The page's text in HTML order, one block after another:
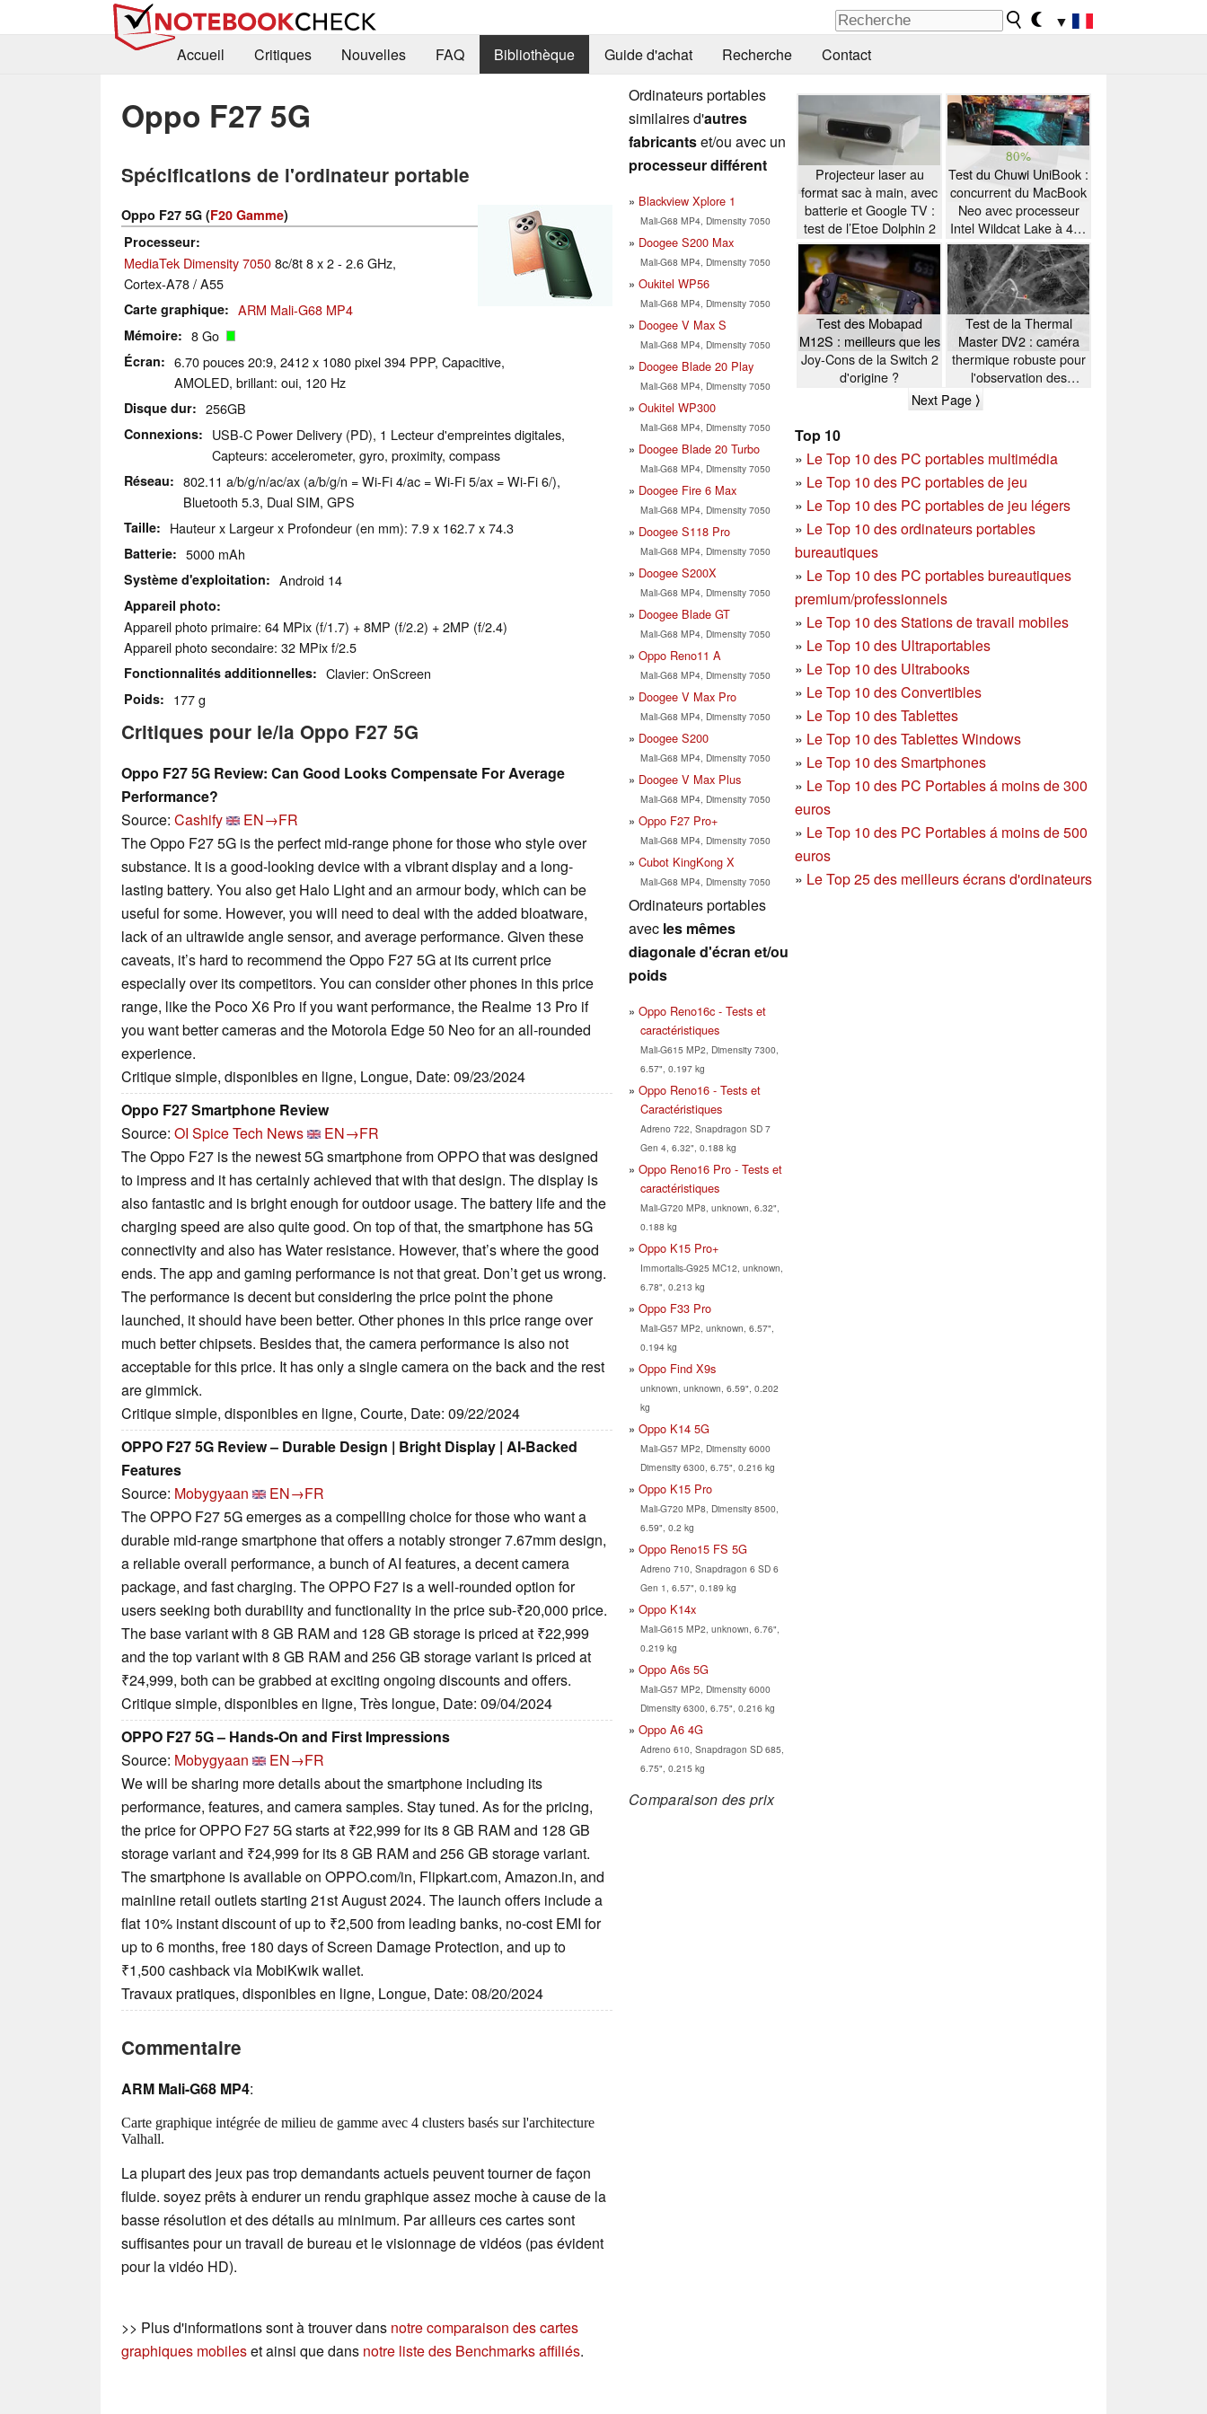
▼
Accueil
Critiques Nouvelles FAQ Bibliothèque Guide d'achat Recherche Contact
Oppo F27 5G
Spécifications de l'ordinateur portable
Oppo F27 5G (F20 Gamme)
Processeur
MediaTek Dimensity 70508c/8t 8 x 2 - 2.6 GHz,
Cortex-A78 / A55
Carte graphique ARM Mali-G68 MP4
Mémoire 8 Go
Écran
6.70 pouces 20:9, 2412 x 1080 pixel 394 PPP, Capacitive,
AMOLED, brillant: oui, 120 Hz
Disque dur 256GB
Connexions
USB-C Power Delivery (PD), 1 Lecteur d'empreintes digitales,
Capteurs: accelerometer, gyro, proximity, compass
Réseau
802.11 a/b/g/n/ac/ax (a/b/g/n = Wi-Fi 4/ac = Wi-Fi 5/ax = Wi-Fi 6/),
Bluetooth 5.3, Dual SIM, GPS
Taille Hauteur x Largeur x Profondeur (en mm): 7.9 x 162.7 x 74.3
Batterie 5000 mAh
Système d'exploitation Android 14
Appareil photo
Appareil photo primaire: 64 MPix (f/1.7) + 8MP (f/2.2) + 2MP (f/2.4)
Appareil photo secondaire: 32 MPix f/2.5
Fonctionnalités additionnelles Clavier: OnScreen
Poids 177 g
Critiques pour le/la Oppo F27 5G
Oppo F27 5G Review: Can Good Looks Compensate For Average
Performance?
Source: Cashify
EN→FR
The Oppo F27 5G is the perfect mid-range phone for those who style over
substance. It is a good-looking device with a vibrant display and a long-
lasting battery. You also get Halo Light and an armour body, which can be
useful for some. However, you will need to deal with the added bloatware,
lack of an ultrawide angle sensor, and average performance. Given these
caveats, it’s hard to recommend the Oppo F27 5G at its current price
especially over its competitors. You can consider other phones in this price
range, like the Poco X6 Pro if you want performance, the Realme 13 Pro if
you want better cameras and the Motorola Edge 50 Neo for an all-rounded
experience.
Critique simple, disponibles en ligne, Longue, Date: 09/23/2024
Oppo F27 Smartphone Review
Source: OI Spice Tech News
EN→FR
The Oppo F27 is the newest 5G smartphone from OPPO that was designed
to impress and it has certainly achieved that with that design. The display is
also fantastic and is bright enough for outdoor usage. The battery life and the
charging speed are also quite good. On top of that, the smartphone has 5G
connectivity and also has Water resistance. However, that’s where the good
ends. The app and gaming performance is not that great. Don’t get us wrong.
The performance is decent but considering the price point the phone
launched, it should have been better. Other phones in this price range over
much better chipsets. Besides that, the camera performance is also not
acceptable for this price. It has only a single camera on the back and the rest
are gimmick.
Critique simple, disponibles en ligne, Courte, Date: 09/22/2024
OPPO F27 5G Review – Durable Design | Bright Display | AI-Backed
Features
Source: Mobygyaan
EN→FR
The OPPO F27 5G emerges as a compelling choice for those who want a
durable mid-range smartphone that offers a notably stronger 7.67mm design,
a reliable overall performance, a bunch of AI features, a decent camera
package, and fast charging. The OPPO F27 is a well-rounded option for
users seeking both durability and functionality in the price sub-₹20,000 price.
The base variant with 8 GB RAM and 128 GB storage is priced at ₹22,999
and the top variant with 8 GB RAM and 256 GB storage variant is priced at
₹24,999, both can be grabbed at exciting ongoing discounts and offers.
Critique simple, disponibles en ligne, Très longue, Date: 09/04/2024
OPPO F27 5G – Hands-On and First Impressions
Source: Mobygyaan
EN→FR
We will be sharing more details about the smartphone including its
performance, features, and camera samples. Stay tuned. As for the pricing,
the price for OPPO F27 5G starts at ₹22,999 for its 8 GB RAM and 128 GB
storage variant and ₹24,999 for its 8 GB RAM and 256 GB storage variant.
The smartphone is available on OPPO.com/in, Flipkart.com, Amazon.in, and
mainline retail outlets starting 21st August 2024. The launch offers include a
flat 10% instant discount of up to ₹2,500 from leading banks, no-cost EMI for
up to 6 months, free 180 days of Screen Damage Protection, and up to
₹1,500 cashback via MobiKwik wallet.
Travaux pratiques, disponibles en ligne, Longue, Date: 08/20/2024
Commentaire
ARM Mali-G68 MP4:
Carte graphique intégrée de milieu de gamme avec 4 clusters basés sur l'architecture
Valhall.
La plupart des jeux pas trop demandants actuels peuvent tourner de façon
fluide. soyez prêts à endurer un rendu graphique assez moche à cause de la
basse résolution et des détails au minimum. Par ailleurs ces cartes sont
suffisantes pour un travail de bureau et le visionnage de vidéos (pas évident
pour la vidéo HD).
>> Plus d'informations sont à trouver dans notre comparaison des cartes
graphiques mobileset ainsi que dans notre liste des Benchmarks affiliés.
Ordinateurs portables
similaires d'autres
fabricantset/ou avec un
processeur différent
Blackview Xplore 1
Mali-G68 MP4, Dimensity 7050
Doogee S200 Max
Mali-G68 MP4, Dimensity 7050
Oukitel WP56
Mali-G68 MP4, Dimensity 7050
Doogee V Max S
Mali-G68 MP4, Dimensity 7050
Doogee Blade 20 Play
Mali-G68 MP4, Dimensity 7050
Oukitel WP300
Mali-G68 MP4, Dimensity 7050
Doogee Blade 20 Turbo
Mali-G68 MP4, Dimensity 7050
Doogee Fire 6 Max
Mali-G68 MP4, Dimensity 7050
Doogee S118 Pro
Mali-G68 MP4, Dimensity 7050
Doogee S200X
Mali-G68 MP4, Dimensity 7050
Doogee Blade GT
Mali-G68 MP4, Dimensity 7050
Oppo Reno11 A
Mali-G68 MP4, Dimensity 7050
Doogee V Max Pro
Mali-G68 MP4, Dimensity 7050
Doogee S200
Mali-G68 MP4, Dimensity 7050
Doogee V Max Plus
Mali-G68 MP4, Dimensity 7050
Oppo F27 Pro+
Mali-G68 MP4, Dimensity 7050
Cubot KingKong X
Mali-G68 MP4, Dimensity 7050
Ordinateurs portables
avec les mêmes
diagonale d'écran et/ou
poids
Oppo Reno16c - Tests et
caractéristiques
Mali-G615 MP2, Dimensity 7300,
6.57", 0.197 kg
Oppo Reno16 - Tests et
Caractéristiques
Adreno 722, Snapdragon SD 7
Gen 4, 6.32", 0.188 kg
Oppo Reno16 Pro - Tests et
caractéristiques
Mali-G720 MP8, unknown, 6.32",
0.188 kg
Oppo K15 Pro+
Immortalis-G925 MC12, unknown,
6.78", 0.213 kg
Oppo F33 Pro
Mali-G57 MP2, unknown, 6.57",
0.194 kg
Oppo Find X9s
unknown, unknown, 6.59", 0.202
kg
Oppo K14 5G
Mali-G57 MP2, Dimensity 6000
Dimensity 6300, 6.75", 0.216 kg
Oppo K15 Pro
Mali-G720 MP8, Dimensity 8500,
6.59", 0.2 kg
Oppo Reno15 FS 5G
Adreno 710, Snapdragon 6 SD 6
Gen 1, 6.57", 0.189 kg
Oppo K14x
Mali-G615 MP2, unknown, 6.76",
0.219 kg
Oppo A6s 5G
Mali-G57 MP2, Dimensity 6000
Dimensity 6300, 6.75", 0.216 kg
Oppo A6 4G
Adreno 610, Snapdragon SD 685,
6.75", 0.215 kg
Comparaison des prix
Projecteur laser au
format sac à main, avec
batterie et Google TV :
test de l’Etoe Dolphin 2
80%
Test du Chuwi UniBook :
concurrent du MacBook
Neo avec processeur
Intel Wildcat Lake à 449
$
Test des Mobapad
M12S : meilleurs que les
Joy-Cons de la Switch 2
d'origine ?
Test de la Thermal
Master DV2 : caméra
thermique robuste pour
l'observation des
Next Page ⟩
Top 10
» Le Top 10 des PC portables multimédia
» Le Top 10 des PC portables de jeu
» Le Top 10 des PC portables de jeu légers
» Le Top 10 des ordinateurs portables
bureautiques
» Le Top 10 des PC portables bureautiques
premium/professionnels
» Le Top 10 des Stations de travail mobiles
» Le Top 10 des Ultraportables
» Le Top 10 des Ultrabooks
» Le Top 10 des Convertibles
» Le Top 10 des Tablettes
» Le Top 10 des Tablettes Windows
» Le Top 10 des Smartphones
» Le Top 10 des PC Portables á moins de 300
euros
» Le Top 10 des PC Portables á moins de 500
euros
» Le Top 25 des meilleurs écrans d'ordinateurs